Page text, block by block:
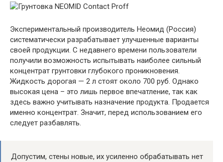
Экспериментальный производитель Неомид (Россия)
систематически разрабатывает улучшенные варианты
своей продукции. С недавнего времени пользователи
получили возможность испытывать наиболее сильный
концентрат грунтовки глубокого проникновения.
Жидкость дорогая — 2 л стоят около 700 руб. Однако
высокая цена – это лишь первое впечатление, так как
здесь важно учитывать назначение продукта. Продается
именно концентрат. Значит, перед использованием его
следует разбавлять.
Допустим, стены новые, их усиленно обрабатывать нет